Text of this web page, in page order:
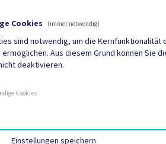
Cookies (immer notwendig)
sind notwendig, um die Kernfunktionalität
Aus diesem Grund können Sie
deaktivieren.
Cookies
Einstellungen speichern